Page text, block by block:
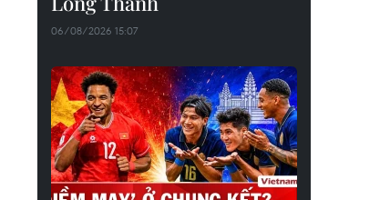
06/08/2026 15:07